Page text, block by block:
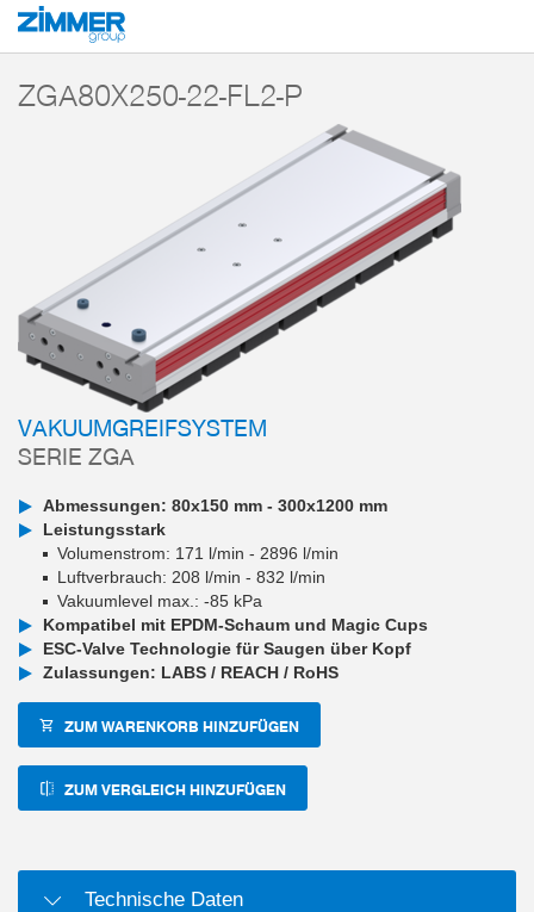
Start Produkte
ZGA80X250-22-FL2-P
VAKUUMGREIFSYSTEM
SERIE ZGA
Abmessungen: 80x150 mm - 300x1200 mm
Leistungsstark
Volumenstrom: 171 l/min - 2896 l/min
Luftverbrauch: 208 l/min - 832 l/min
Vakuumlevel max.: -85 kPa
Kompatibel mit EPDM-Schaum und Magic Cups
ESC-Valve Technologie für Saugen über Kopf
Zulassungen: LABS / REACH / RoHS
ZUM WARENKORB HINZUFÜGEN
ZUM VERGLEICH HINZUFÜGEN
Technische Daten